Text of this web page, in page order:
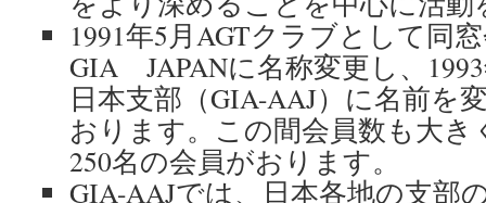
1991年5月AGTクラブとして同
GIA JAPANに名称変更し、
日本支部（GIA-AAJ）に名前を
おります。この間会員数も大き
250名の会員がおります。
GIA-AAJでは、日本各地の支部